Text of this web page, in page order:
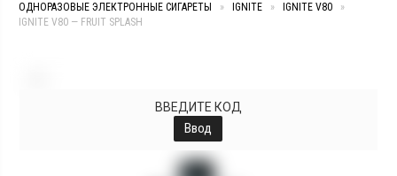
ОДНОРАЗОВЫЕ ЭЛЕКТРОННЫЕ СИГАРЕТЫ
» IGNITE » IGNITE V80
»
IGNITE V80 — FRUIT SPLASH
ВВЕДИТЕ КОД
Ввод